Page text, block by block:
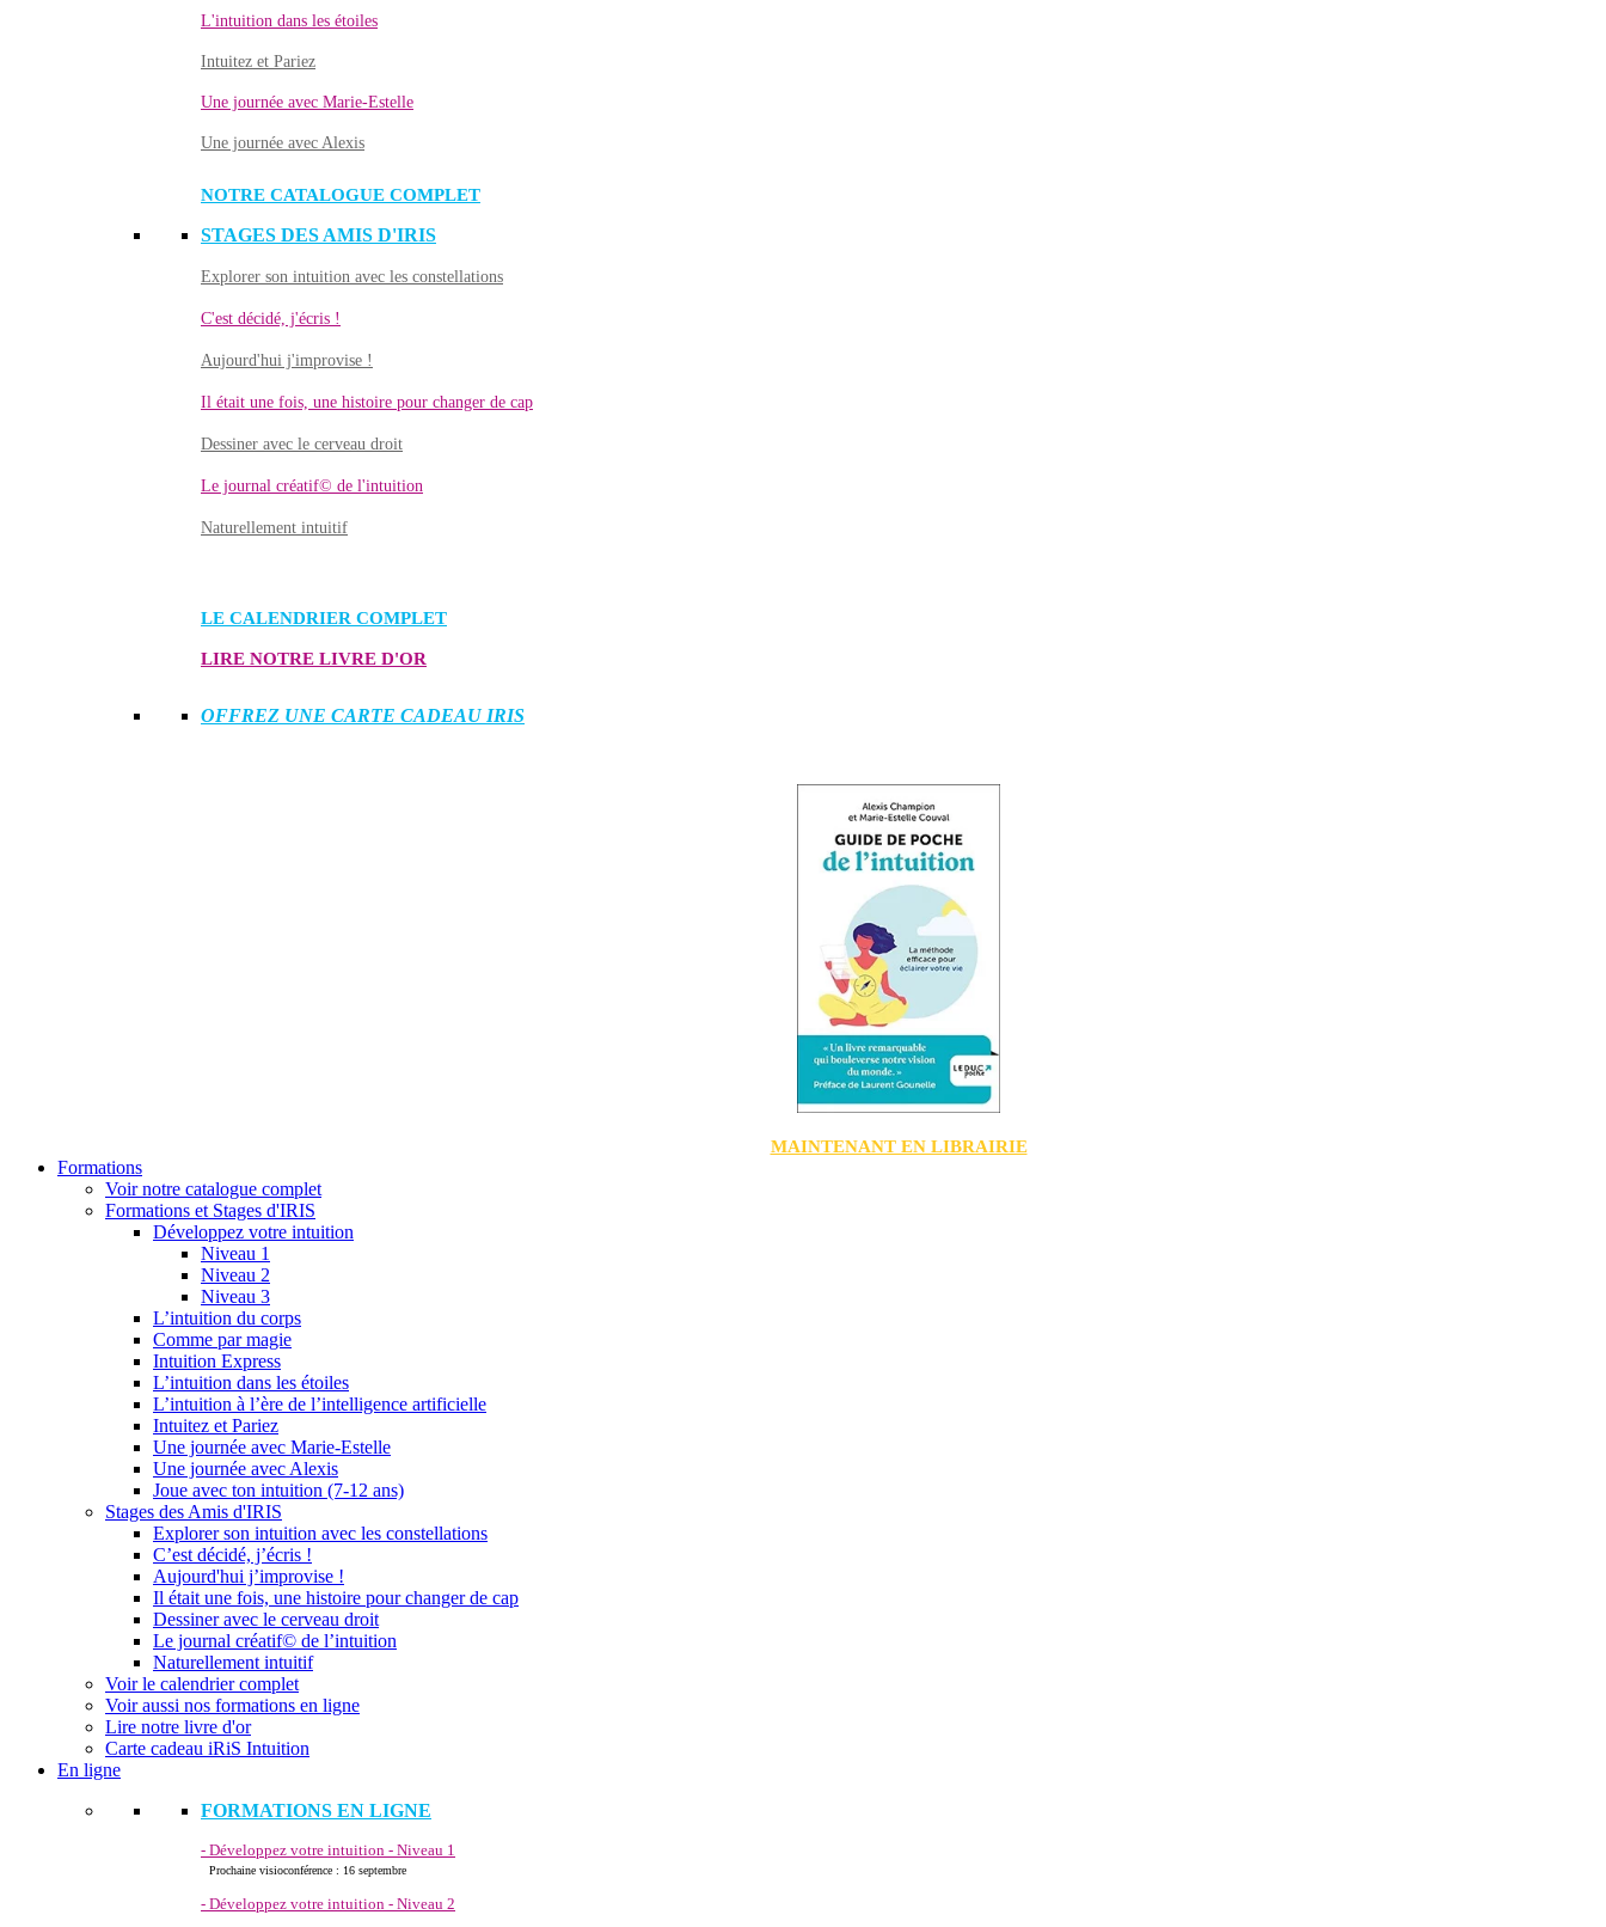
L'intuition dans les étoiles
Intuitez et Pariez
Une journée avec Marie-Estelle
Une journée avec Alexis
NOTRE CATALOGUE COMPLET
STAGES DES AMIS D'IRIS
Explorer son intuition avec les constellations
C'est décidé, j'écris !
Aujourd'hui j'improvise !
Il était une fois, une histoire pour changer de cap
Dessiner avec le cerveau droit
Le journal créatif© de l'intuition
Naturellement intuitif
LE CALENDRIER COMPLET
LIRE NOTRE LIVRE D'OR
OFFREZ UNE CARTE CADEAU IRIS
MAINTENANT EN LIBRAIRIE
Formations
Voir notre catalogue complet
Formations et Stages d'IRIS
Développez votre intuition
Niveau 1
Niveau 2
Niveau 3
L’intuition du corps
Comme par magie
Intuition Express
L’intuition dans les étoiles
L’intuition à l’ère de l’intelligence artificielle
Intuitez et Pariez
Une journée avec Marie-Estelle
Une journée avec Alexis
Joue avec ton intuition (7-12 ans)
Stages des Amis d'IRIS
Explorer son intuition avec les constellations
C’est décidé, j’écris !
Aujourd'hui j’improvise !
Il était une fois, une histoire pour changer de cap
Dessiner avec le cerveau droit
Le journal créatif© de l’intuition
Naturellement intuitif
Voir le calendrier complet
Voir aussi nos formations en ligne
Lire notre livre d'or
Carte cadeau iRiS Intuition
En ligne
FORMATIONS EN LIGNE
- Développez votre intuition - Niveau 1
Prochaine visioconférence : 16 septembre
- Développez votre intuition - Niveau 2